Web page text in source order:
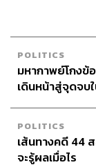
POLITICS
มหากาพย์โกงข้
เดินหน้าสู่จุดจบ
POLITICS
เส้นทางคดี 44
จะรู้ผลเมื่อไร